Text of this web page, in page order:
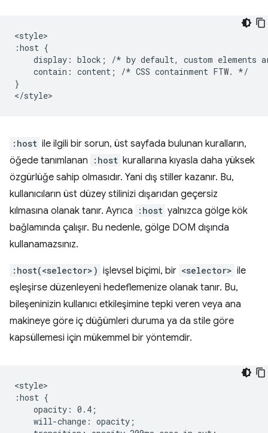
<style>
:host {
display: block; /* by default, custom elements
    contain: content; /* CSS containment FTW. */
}
:host ile ilgili bir sorun, üst sayfada bulunan kuralların,
öğede tanımlanan
:host kurallarına kıyasla daha yüksek
özgürlüğe sahip olmasıdır. Yani dış stiller kazanır. Bu,
kullanıcıların üst düzey stilinizi dışarıdan geçersiz
kılmasına olanak tanır. Ayrıca
:host yalnızca gölge kök
bağlamında çalışır. Bu nedenle, gölge DOM dışında
kullanamazsınız.
:host(<selector>) işlevsel biçimi, bir <selector> ile
eşleşirse düzenleyeni hedeflemenize olanak tanır. Bu,
bileşeninizin kullanıcı etkileşimine tepki veren veya ana
makineye göre iç düğümleri duruma ya da stile göre
kapsüllemesi için mükemmel bir yöntemdir.
<style>
:host {
    opacity: 0.4;
    will-change: opacity;